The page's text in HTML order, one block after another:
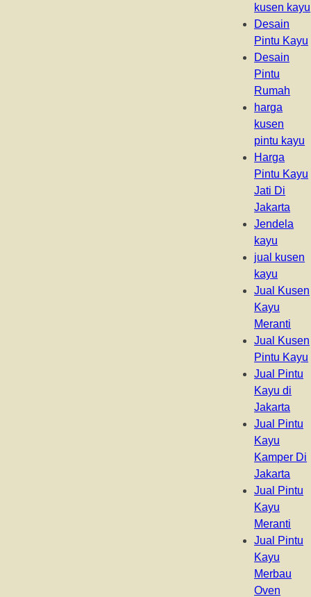
kusen kayu
Desain
Pintu Kayu
Desain
Pintu
Rumah
harga
kusen
pintu kayu
Harga
Pintu Kayu
Jati Di
Jakarta
Jendela
kayu
jual kusen
kayu
Jual Kusen
Kayu
Meranti
Jual Kusen
Pintu Kayu
Jual Pintu
Kayu di
Jakarta
Jual Pintu
Kayu
Kamper Di
Jakarta
Jual Pintu
Kayu
Meranti
Jual Pintu
Kayu
Merbau
Oven